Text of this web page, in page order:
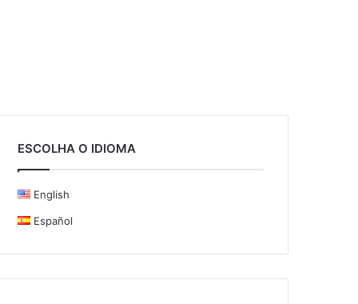
ESCOLHA O IDIOMA
English
Español